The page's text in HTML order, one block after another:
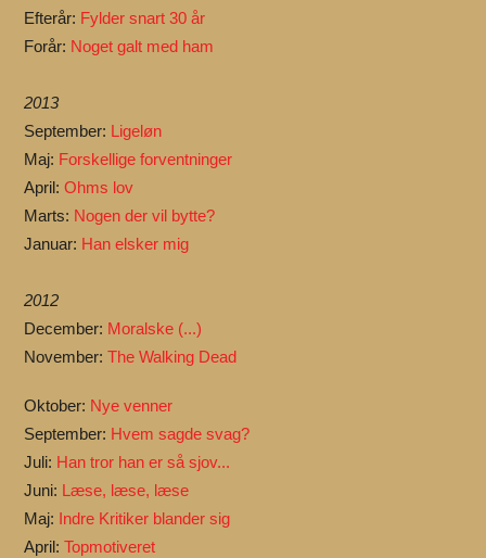
Efterår: Fylder snart 30 år
Forår: Noget galt med ham
2013
September: Ligeløn
Maj: Forskellige forventninger
April:Ohms lov
Marts: Nogen der vil bytte?
Januar: Han elsker mig
2012
December: Moralske (...)
November:The Walking Dead
Oktober: Nye venner
September: Hvem sagde svag?
Juli: Han tror han er så sjov...
Juni: Læse, læse, læse
Maj: Indre Kritiker blander sig
April:Topmotiveret